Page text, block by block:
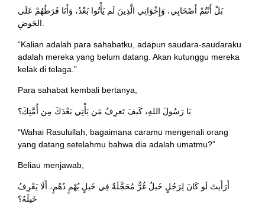
بَلْ أَنْتُمْ أَصْحَابِي، وَإِخْوَانِي الَّذِينَ لَم يَأْتُوا بَعْدُ، وَأَنَا فَرَطُهُمْ عَلَى
الحَوضِ.
“Kalian adalah para sahabatku, adapun saudara-saudaraku
adalah mereka yang belum datang. Akan kutunggu mereka
kelak di telaga.”
Para sahabat kembali bertanya,
يَا رَسُولَ اللهِ، كَيفَ تَعرِفُ مَن يَأْتِي بَعْدَكَ مِن أُمَّتِكَ؟
“Wahai Rasulullah, bagaimana caramu mengenali orang
yang datang setelahmu bahwa dia adalah umatmu?”
Beliau menjawab,
أَرَأَيتَ لَو كَانَ لِرَجُلٍ خَيلٌ غُرٌّ مُحَجَّلَةٌ فِي خَيلٍ بُهْمٍ دُهْمٍ، أَلَا يَعْرِفُ
خَيلَهُ؟